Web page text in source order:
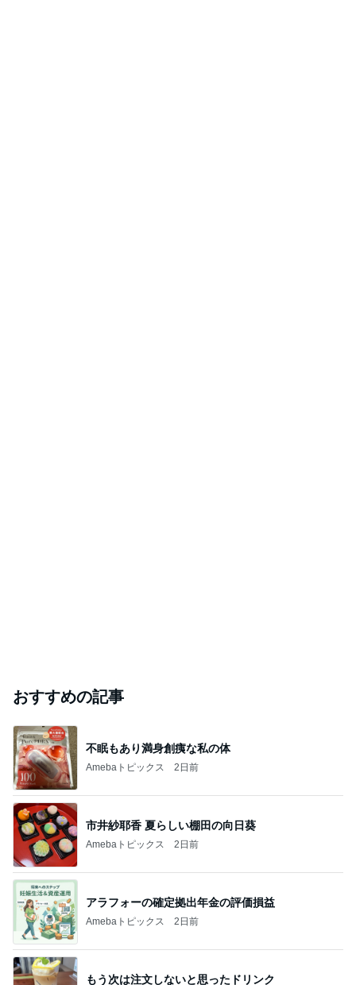
おすすめの記事
不眠もあり満身創痍な私の体
Amebaトピックス 2日前
市井紗耶香 夏らしい棚田の向日葵
Amebaトピックス 2日前
アラフォーの確定拠出年金の評価損益
Amebaトピックス 2日前
もう次は注文しないと思ったドリンク